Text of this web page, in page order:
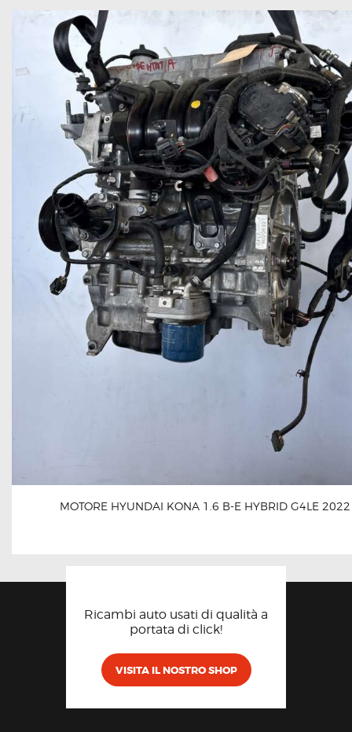
MOTORE HYUNDAI KONA 1.6 B-E HYBRID G4LE
Ricambi auto usati di qualità a
portata di click!
VISITA IL NOSTRO SHOP